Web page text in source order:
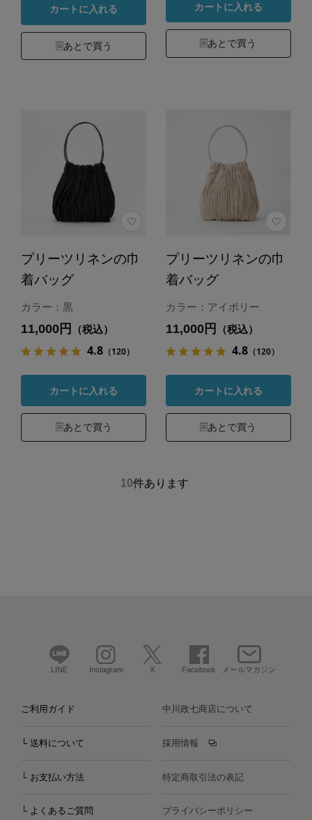
カートに入れる
あとで買う
カートに入れる
あとで買う
プリーツリネンの巾
着バッグ
カラー：黒
11,000円 （税込）
4.8（120）
カートに入れる
あとで買う
プリーツリネンの巾
着バッグ
カラー：アイボリー
11,000円 （税込）
4.8（120）
カートに入れる
あとで買う
10件あります
LINE Instagram X Facebook メールマガジン
ご利用ガイド
└ 送料について
└ お支払い方法
└ よくあるご質問
中川政七商店について
採用情報
特定商取引法の表記
プライバシーポリシー